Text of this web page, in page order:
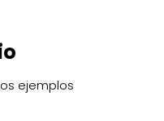
ejemplos